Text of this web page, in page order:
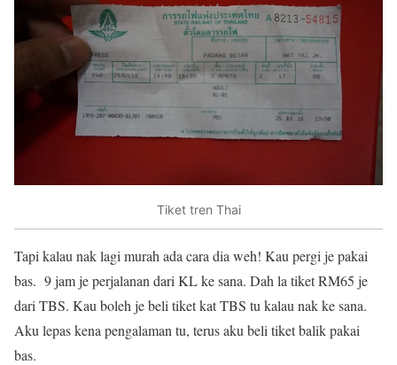
Tiket tren Thai
Tapi kalau nak lagi murah ada cara dia weh! Kau pergi je pakai
bas. 9 jam je perjalanan dari KL ke sana. Dah la tiket RM65 je
dari TBS. Kau boleh je beli tiket kat TBS tu kalau nak ke sana.
Aku lepas kena pengalaman tu, terus aku beli tiket balik pakai
bas.